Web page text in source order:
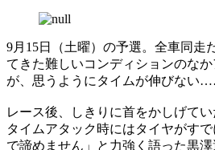
9月15日（土曜）の予選。全車同走
てきた難しいコンディションのな
が、思うようにタイムが伸びない
レース後、しきりに首をかしげて
タイムアタック時にはタイヤがす
で諦めません」と力強く語った黒